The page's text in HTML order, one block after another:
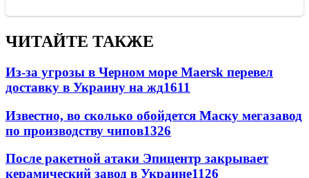
ЧИТАЙТЕ ТАКЖЕ
Из-за угрозы в Черном море Maersk перевел
доставку в Украину на жд1611
Известно, во сколько обойдется Маску мегазавод
по производству чипов1326
После ракетной атаки Эпицентр закрывает
керамический завод в Украине1126